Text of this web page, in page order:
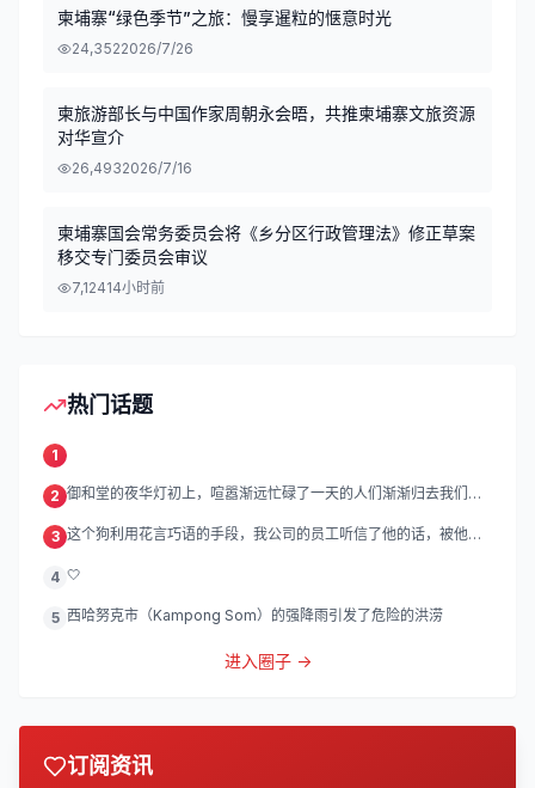
柬埔寨“绿色季节”之旅：慢享暹粒的惬意时光
24,3522026/7/26
柬旅游部长与中国作家周朝永会晤，共推柬埔寨文旅资源
对华宣介
26,4932026/7/16
柬埔寨国会常务委员会将《乡分区行政管理法》修正草案
移交专门委员会审议
7,12414小时前
热门话题
1
2 御和堂的夜华灯初上，喧嚣渐远忙碌了一天的人们渐渐归去我们的
3 这个狗利用花言巧语的手段，我公司的员工听信了他的话，被他带
4 🤍
5 西哈努克市（Kampong Som）的强降雨引发了危险的洪涝
进入圈子 →
订阅资讯